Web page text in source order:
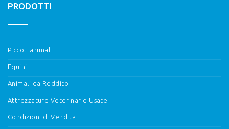
PRODOTTI
Piccoli animali
Equini
Animali da Reddito
Attrezzature Veterinarie Usate
Condizioni di Vendita